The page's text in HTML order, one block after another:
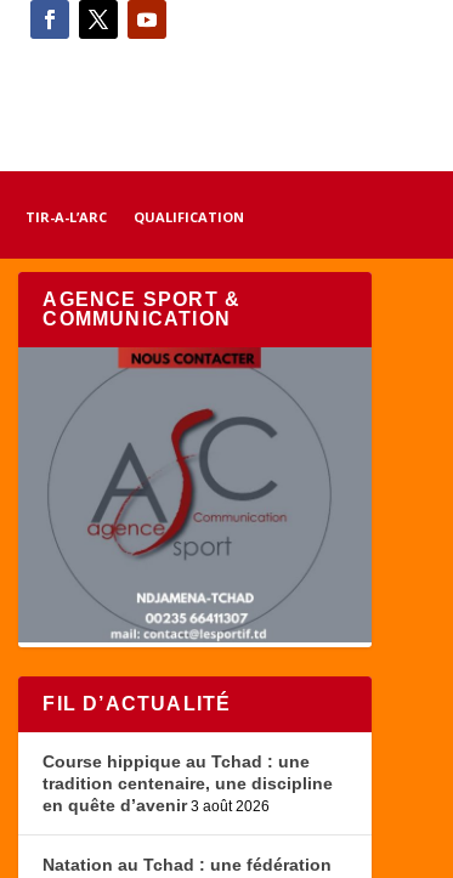
TIR-A-L’ARC QUALIFICATION
AGENCE SPORT &
COMMUNICATION
FIL D’ACTUALITÉ
Course hippique au Tchad : une
tradition centenaire, une discipline
en quête d’avenir 3 août 2026
Natation au Tchad : une fédération